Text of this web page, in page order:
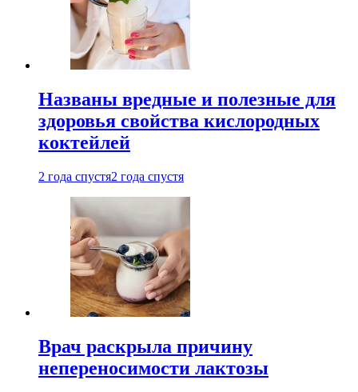
Названы вредные и полезные для
здоровья свойства кислородных
коктейлей
2 года спустя2 года спустя
Врач раскрыла причину
непереносимости лактозы